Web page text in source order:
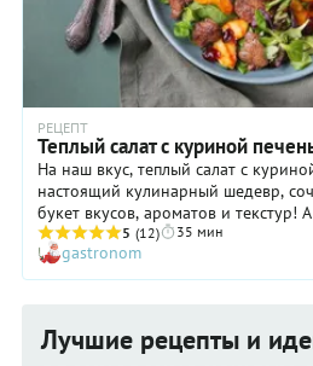
РЕЦЕПТ
Теплый салат с куриной
На наш вкус, теплый салат с
настоящий кулинарный шедевр,
букет вкусов, ароматов и текстур!
довольно сытное, но при этом
удивительным образом сочетаются
хрустящие яблоки и салатные
салат с куриной печенкой и
5 (12) 35 мин
gastronom
Лучшие рецепты и